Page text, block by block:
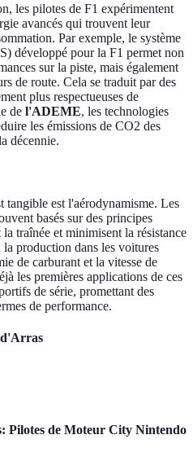
les pilotes de F1 expérimentent
avancés qui trouvent leur
Par exemple, le système
développé pour la F1 permet non
sur la piste, mais également
de route. Cela se traduit par des
plus respectueuses de
de l'ADEME, les technologies
les émissions de CO2 des
décennie.
tangible est l'aérodynamisme. Les
basés sur des principes
traînée et minimisent la résistance
production dans les voitures
de carburant et la vitesse de
les premières applications de ces
de série, promettant des
de performance.
Pilotes de Moteur City Nintendo